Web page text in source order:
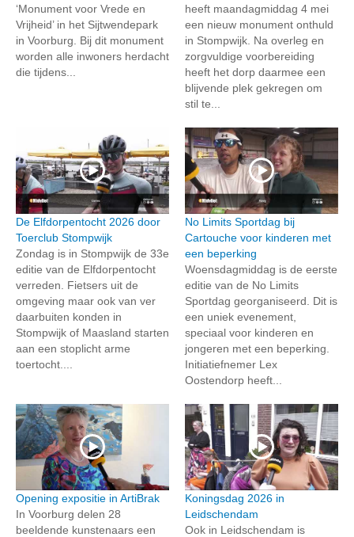
‘Monument voor Vrede en
Vrijheid’ in het Sijtwendepark
in Voorburg. Bij dit monument
worden alle inwoners herdacht
die tijdens...
heeft maandagmiddag 4 mei
een nieuw monument onthuld
in Stompwijk. Na overleg en
zorgvuldige voorbereiding
heeft het dorp daarmee een
blijvende plek gekregen om
stil te...
De Elfdorpentocht 2026 door
Toerclub Stompwijk
Zondag is in Stompwijk de 33e
editie van de Elfdorpentocht
verreden. Fietsers uit de
omgeving maar ook van ver
daarbuiten konden in
Stompwijk of Maasland starten
aan een stoplicht arme
toertocht....
No Limits Sportdag bij
Cartouche voor kinderen met
een beperking
Woensdagmiddag is de eerste
editie van de No Limits
Sportdag georganiseerd. Dit is
een uniek evenement,
speciaal voor kinderen en
jongeren met een beperking.
Initiatiefnemer Lex
Oostendorp heeft...
Opening expositie in ArtiBrak
In Voorburg delen 28
beeldende kunstenaars een
Koningsdag 2026 in
Leidschendam
Ook in Leidschendam is